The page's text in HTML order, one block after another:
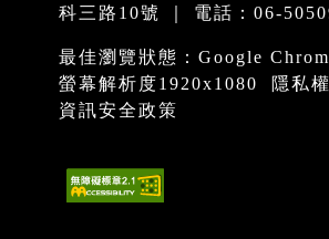
科三路10號 ｜ 電話：06-
最佳瀏覽狀態：Google
螢幕解析度1920x1080
隱私
資訊安全政策